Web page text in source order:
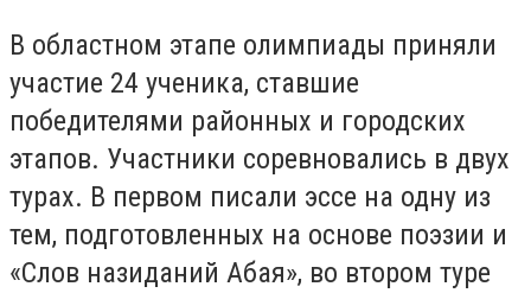
В областном этапе олимпиады приняли
участие 24 ученика, ставшие
победителями районных и городских
этапов. Участники соревновались в двух
турах. В первом писали эссе на одну из
тем, подготовленных на основе поэзии и
«Слов назиданий Абая», во втором туре